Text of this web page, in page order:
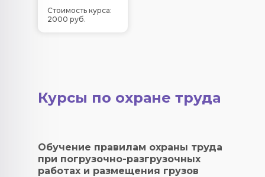
Стоимость курса:
2000 руб.
Курсы по охране труда
Обучение правилам охраны труда
при погрузочно-разгрузочных
работах и размещения грузов